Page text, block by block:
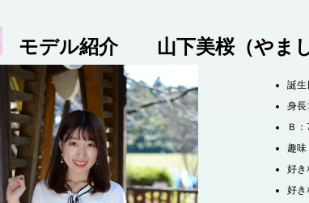
モデル紹介 山下美桜（や
誕生
身長
Ｂ
趣
好き
好き